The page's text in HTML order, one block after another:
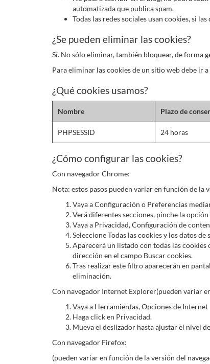
automatizada que publica spam.
Todas las redes sociales usan cookies, si
¿Se pueden eliminar las cookies?
Sí. No sólo eliminar, también bloquear, de forma
Para eliminar las cookies de un sitio web debe ir
¿Qué cookies usamos?
Nombre Plazo de
PHPSESSID 24 horas
¿Cómo configurar las cookies?
Con navegador Chrome:
Nota: estos pasos pueden variar en función de la
Vaya a Configuración o Preferencias
Verá diferentes secciones, pinche la
Vaya a Privacidad, Configuración de
Seleccione Todas las cookies y los datos de
Aparecerá un listado con todas las
dirección en el campo Buscar cookies.
Tras realizar este filtro aparecerán en
eliminación.
Con navegador Internet Explorer(pueden variar
Vaya a Herramientas, Opciones de Internet
Haga click en Privacidad.
Mueva el deslizador hasta ajustar el nivel
Con navegador Firefox:
(pueden variar en función de la versión del